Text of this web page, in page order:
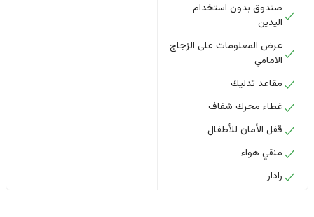
صندوق بدون استخدام
اليدين
عرض المعلومات على الزجاج
الامامي
مقاعد تدليك
غطاء محرك شفاف
قفل الأمان للأطفال
منقي هواء
رادار